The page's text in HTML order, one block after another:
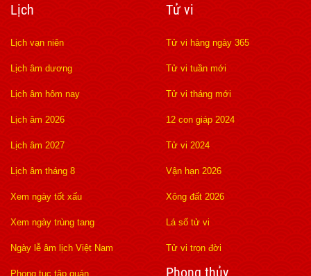
Lịch
Lịch vạn niên
Lịch âm dương
Lịch âm hôm nay
Lịch âm 2026
Lịch âm 2027
Lịch âm tháng 8
Xem ngày tốt xấu
Xem ngày trùng tang
Ngày lễ âm lịch Việt Nam
Phong tục tập quán
Tử vi
Tử vi hàng ngày 365
Tử vi tuần mới
Tử vi tháng mới
12 con giáp 2024
Tử vi 2024
Vận hạn 2026
Xông đất 2026
Lá số tử vi
Tử vi trọn đời
Phong thủy